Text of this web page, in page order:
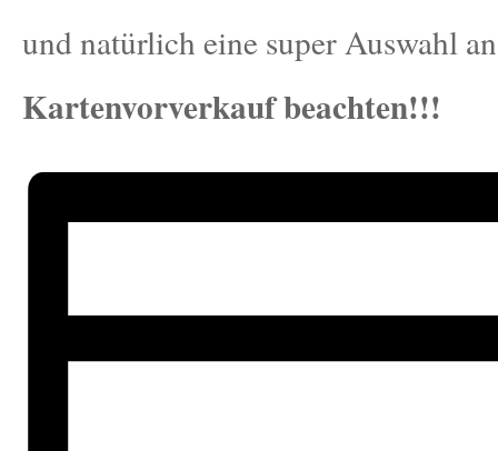
und natürlich eine super Auswahl
Kartenvorverkauf beachten!!!